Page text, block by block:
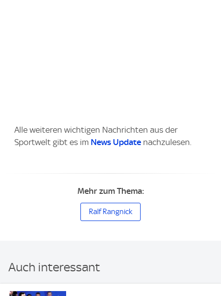
Alle weiteren wichtigen Nachrichten aus der
Sportwelt gibt es im News Update nachzulesen.
Mehr zum Thema:
Ralf Rangnick
Auch interessant